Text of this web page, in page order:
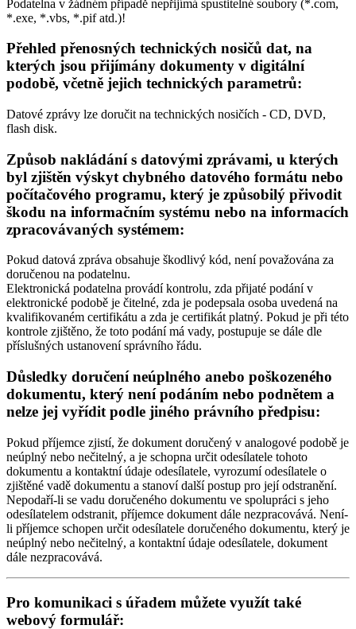
Podatelna v žádném případě nepřijímá spustitelné soubory (*.com,
*.exe, *.vbs, *.pif atd.)!
Přehled přenosných technických nosičů dat, na
kterých jsou přijímány dokumenty v digitální
podobě, včetně jejich technických parametrů:
Datové zprávy lze doručit na technických nosičích - CD, DVD,
flash disk.
Způsob nakládání s datovými zprávami, u kterých
byl zjištěn výskyt chybného datového formátu nebo
počítačového programu, který je způsobilý přivodit
škodu na informačním systému nebo na informacích
zpracovávaných systémem:
Pokud datová zpráva obsahuje škodlivý kód, není považována za
doručenou na podatelnu.
Elektronická podatelna provádí kontrolu, zda přijaté podání v
elektronické podobě je čitelné, zda je podepsala osoba uvedená na
kvalifikovaném certifikátu a zda je certifikát platný. Pokud je při této
kontrole zjištěno, že toto podání má vady, postupuje se dále dle
příslušných ustanovení správního řádu.
Důsledky doručení neúplného anebo poškozeného
dokumentu, který není podáním nebo podnětem a
nelze jej vyřídit podle jiného právního předpisu:
Pokud příjemce zjistí, že dokument doručený v analogové podobě je
neúplný nebo nečitelný, a je schopna určit odesílatele tohoto
dokumentu a kontaktní údaje odesílatele, vyrozumí odesílatele o
zjištěné vadě dokumentu a stanoví další postup pro její odstranění.
Nepodaří-li se vadu doručeného dokumentu ve spolupráci s jeho
odesílatelem odstranit, příjemce dokument dále nezpracovává. Není-
li příjemce schopen určit odesílatele doručeného dokumentu, který je
neúplný nebo nečitelný, a kontaktní údaje odesílatele, dokument
dále nezpracovává.
Pro komunikaci s úřadem můžete využít také
webový formulář: